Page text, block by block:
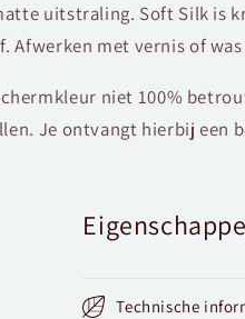
uitstraling. Soft Silk is
Afwerken met vernis of
niet 100%
Je ontvangt hierbij een
Technische